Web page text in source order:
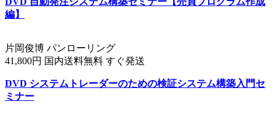
編】
片岡俊博 パンローリング
41,800円 国内送料無料 すぐ発送
DVD システムトレーダーのための検証システム構築入門セ
ミナー